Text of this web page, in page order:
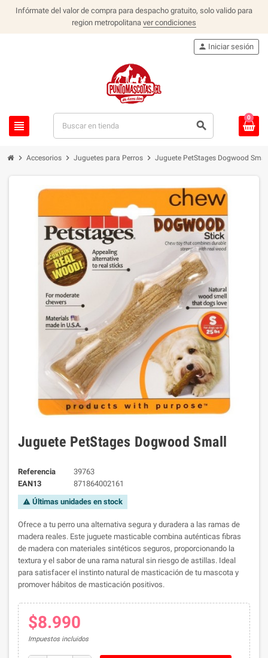
Infórmate del valor de compra para despacho gratuito, solo valido para
region metropolitana ver condiciones
view_headline search
person Iniciar sesión
0
chevron_right Accesorios chevron_right Juguetes para Perros chevron_right Juguete PetStages Dogwood
Juguete PetStages Dogwood Small
Referencia
39763
EAN13
871864002161
warning Últimas unidades en stock
Ofrece a tu perro una alternativa segura y duradera a las ramas de
madera reales. Este juguete masticable combina auténticas fibras
de madera con materiales sintéticos seguros, proporcionando la
textura y el sabor de una rama natural sin riesgo de astillas. Ideal
para satisfacer el instinto natural de masticación de tu mascota y
promover hábitos de masticación positivos.
$8.990
Impuestos incluidos